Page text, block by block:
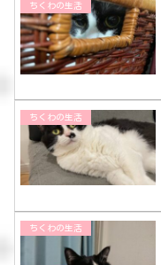
ちくわの生活
ちくわの生活
ちくわの生活